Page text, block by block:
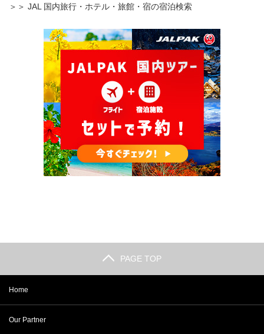
＞＞ JAL 国内旅行・ホテル・旅館・宿の宿泊検索
PAGE TOP
Home
Our Partner